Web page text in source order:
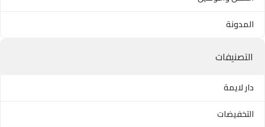
المدونة
التصنيفات
دار لايمة
التخفيضات